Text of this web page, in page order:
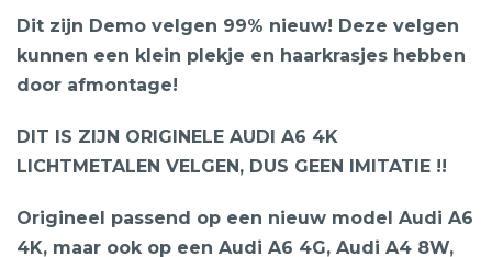
Dit zijn Demo velgen 99% nieuw! Deze velgen
kunnen een klein plekje en haarkrasjes hebben
door afmontage!
DIT IS ZIJN ORIGINELE AUDI A6 4K
LICHTMETALEN VELGEN, DUS GEEN IMITATIE !!
Origineel passend op een nieuw model Audi A6
4K, maar ook op een Audi A6 4G, Audi A4 8W,